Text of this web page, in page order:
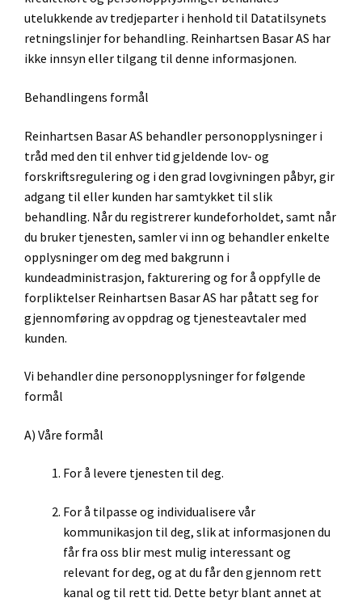
utelukkende av tredjeparter i henhold til Datatilsynets
retningslinjer for behandling. Reinhartsen Basar AS har
ikke innsyn eller tilgang til denne informasjonen.
Behandlingens formål
Reinhartsen Basar AS behandler personopplysninger i
tråd med den til enhver tid gjeldende lov- og
forskriftsregulering og i den grad lovgivningen påbyr, gir
adgang til eller kunden har samtykket til slik
behandling. Når du registrerer kundeforholdet, samt når
du bruker tjenesten, samler vi inn og behandler enkelte
opplysninger om deg med bakgrunn i
kundeadministrasjon, fakturering og for å oppfylle de
forpliktelser Reinhartsen Basar AS har påtatt seg for
gjennomføring av oppdrag og tjenesteavtaler med
kunden.
Vi behandler dine personopplysninger for følgende
formål
A) Våre formål
For å levere tjenesten til deg.
For å tilpasse og individualisere vår
kommunikasjon til deg, slik at informasjonen du
får fra oss blir mest mulig interessant og
relevant for deg, og at du får den gjennom rett
kanal og til rett tid. Dette betyr blant annet at